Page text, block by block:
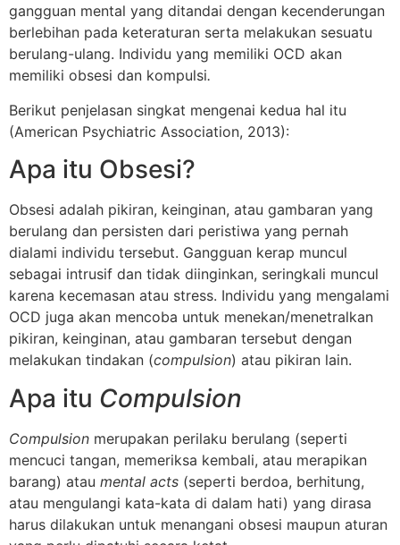
gangguan mental yang ditandai dengan kecenderungan
berlebihan pada keteraturan serta melakukan sesuatu
berulang-ulang. Individu yang memiliki OCD akan
memiliki obsesi dan kompulsi.
Berikut penjelasan singkat mengenai kedua hal itu
(American Psychiatric Association, 2013):
Apa itu Obsesi?
Obsesi adalah pikiran, keinginan, atau gambaran yang
berulang dan persisten dari peristiwa yang pernah
dialami individu tersebut. Gangguan kerap muncul
sebagai intrusif dan tidak diinginkan, seringkali muncul
karena kecemasan atau stress. Individu yang mengalami
OCD juga akan mencoba untuk menekan/menetralkan
pikiran, keinginan, atau gambaran tersebut dengan
melakukan tindakan (compulsion) atau pikiran lain.
Apa itu Compulsion
Compulsion merupakan perilaku berulang (seperti
mencuci tangan, memeriksa kembali, atau merapikan
barang) atau mental acts (seperti berdoa, berhitung,
atau mengulangi kata-kata di dalam hati) yang dirasa
harus dilakukan untuk menangani obsesi maupun aturan